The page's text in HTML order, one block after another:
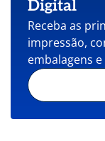
Digital
Receba as
impressão,
embalagens